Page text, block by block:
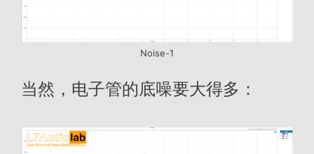
Noise-1
当然，电子管的底噪要大得多：